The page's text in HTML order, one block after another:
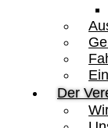
Der